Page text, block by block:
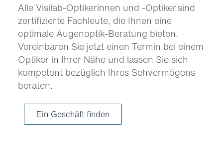
Alle Visilab-Optikerinnen und -Optiker sind
zertifizierte Fachleute, die Ihnen eine
optimale Augenoptik-Beratung bieten.
Vereinbaren Sie jetzt einen Termin bei einem
Optiker in Ihrer Nähe und lassen Sie sich
kompetent bezüglich Ihres Sehvermögens
beraten.
Ein Geschäft finden